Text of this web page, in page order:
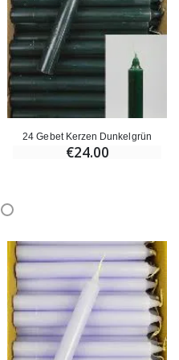
€59.90
24 Gebet Kerzen Dunkelgrün
€24.00